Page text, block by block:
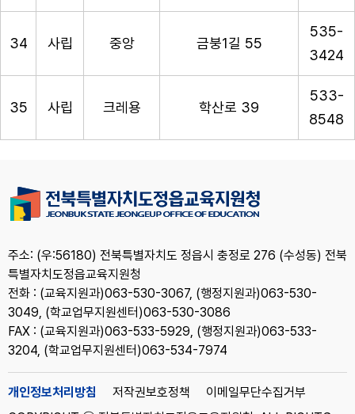
34 사립 중앙 금붕1길 55
535-
3424
35 사립 크레용 학산로 39
533-
8548
주소: (우:56180) 전북특별자치도 정읍시 충정로 276 (수성동) 전북
특별자치도정읍교육지원청
전화 : (교육지원과)063-530-3067, (행정지원과)063-530-
3049, (학교업무지원센터)063-530-3086
FAX : (교육지원과)063-533-5929, (행정지원과)063-533-
3204, (학교업무지원센터)063-534-7974
개인정보처리방침 저작권보호정책
이메일무단수집거부